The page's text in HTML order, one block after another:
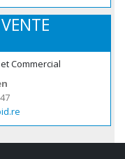
Commercial